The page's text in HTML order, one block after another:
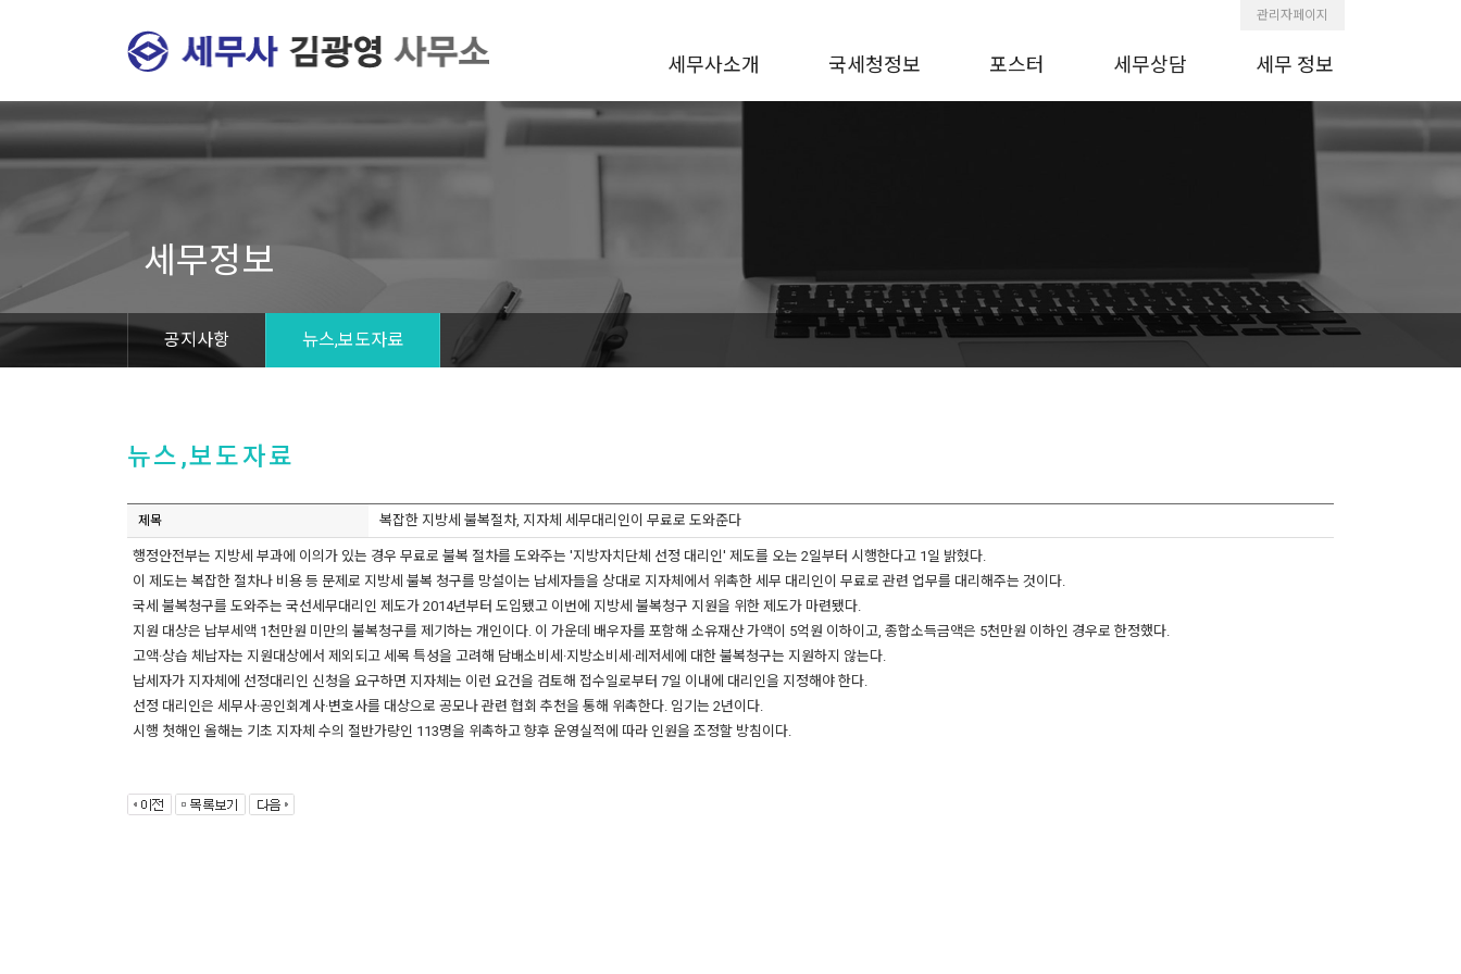
관리자페이지
세무사소개 국세청정보 포스터 세무상담 세무 정보
세무정보
공지사항 뉴스,보도자료
뉴스,보도자료
제목 복잡한 지방세 불복절차, 지자체 세무대리인이 무료로 도와준다
행정안전부는 지방세 부과에 이의가 있는 경우 무료로 불복 절차를 도와주는 '지방자치단체 선정 대리인' 제도를 오는 2일부터 시행한다고 1일 밝혔다.
이 제도는 복잡한 절차나 비용 등 문제로 지방세 불복 청구를 망설이는 납세자들을 상대로 지자체에서 위촉한 세무 대리인이 무료로 관련 업무를 대리해주는 것이다.
국세 불복청구를 도와주는 국선세무대리인 제도가 2014년부터 도입됐고 이번에 지방세 불복청구 지원을 위한 제도가 마련됐다.
지원 대상은 납부세액 1천만원 미만의 불복청구를 제기하는 개인이다. 이 가운데 배우자를 포함해 소유재산 가액이 5억원 이하이고, 종합소득금액은 5천만원 이하인 경우로 한정했다.
고액·상습 체납자는 지원대상에서 제외되고 세목 특성을 고려해 담배소비세·지방소비세·레저세에 대한 불복청구는 지원하지 않는다.
납세자가 지자체에 선정대리인 신청을 요구하면 지자체는 이런 요건을 검토해 접수일로부터 7일 이내에 대리인을 지정해야 한다.
선정 대리인은 세무사·공인회계사·변호사를 대상으로 공모나 관련 협회 추천을 통해 위촉한다. 임기는 2년이다.
시행 첫해인 올해는 기초 지자체 수의 절반가량인 113명을 위촉하고 향후 운영실적에 따라 인원을 조정할 방침이다.